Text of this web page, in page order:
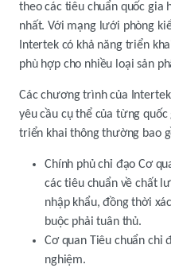
theo các tiêu chuẩn quốc gia
nhất. Với mạng lưới phòng
Intertek có khả năng triển
phù hợp cho nhiều loại sản
Các chương trình của
yêu cầu cụ thể của từng
triển khai thông thường bao
Chính phủ chỉ đạo Cơ
các tiêu chuẩn về chất
nhập khẩu, đồng thời
buộc phải tuân thủ.
Cơ quan Tiêu chuẩn chỉ
nghiệm.